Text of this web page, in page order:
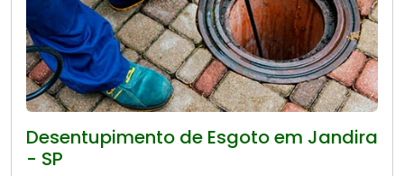
Desentupimento de Esgoto em Jandira
- SP